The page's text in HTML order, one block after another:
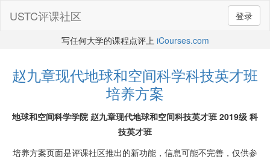
登录
USTC评课社区
写任何大学的课程点评上 iCourses.com
赵九章现代地球和空间科学科技英才班
培养方案
地球和空间科学学院 赵九章现代地球和空间科技英才班 2019级 科
技英才班
培养方案页面是评课社区推出的新功能，信息可能不完善，仅供参